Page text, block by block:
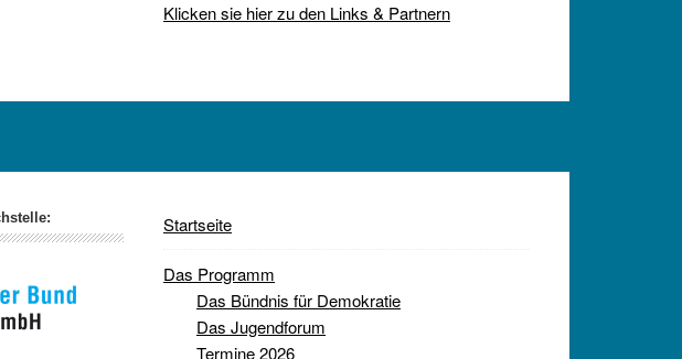
Klicken sie hier zu den Links & Partnern
Startseite
Das Programm
Das Bündnis für Demokratie
Das Jugendforum
Termine 2026